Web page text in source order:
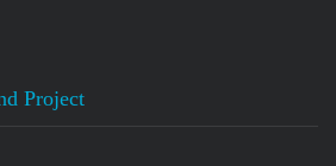
Project